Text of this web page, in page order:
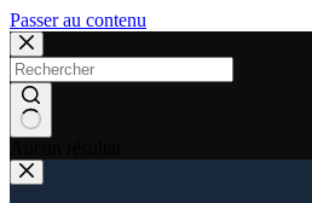
Passer au contenu